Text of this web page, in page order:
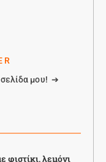
σελίδα μου! ➔
φιστίκι, λεμόνι